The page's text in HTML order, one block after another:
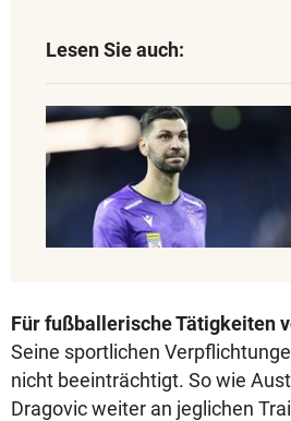
Lesen Sie auch:
Für fußballerische Tätigkeiten
Seine sportlichen
nicht beeinträchtigt. So wie
Dragovic weiter an jeglichen